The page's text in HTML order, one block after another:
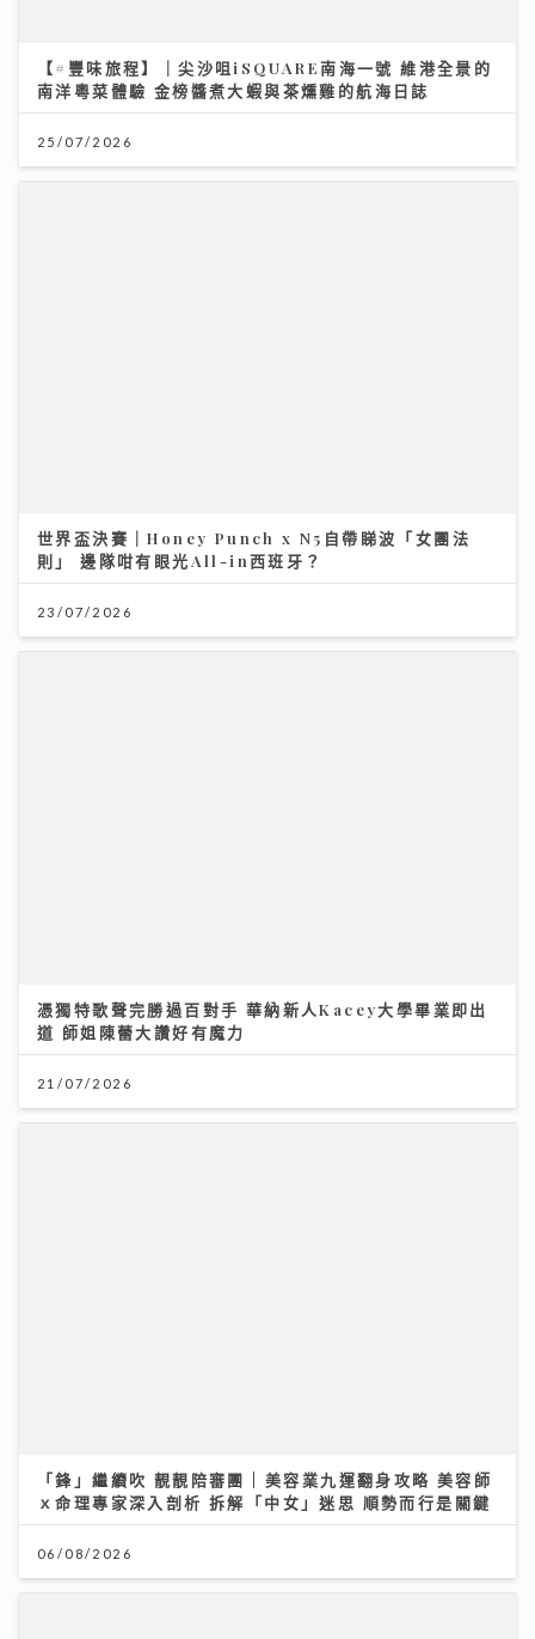
【#豐味旅程】｜尖沙咀iSQUARE南海一號 維港全景的
南洋粵菜體驗 金榜醬煮大蝦與茶燻雞的航海日誌
25/07/2026
世界盃決賽｜Honey Punch x N5自帶睇波「女團法
則」 邊隊咁有眼光All-in西班牙？
23/07/2026
憑獨特歌聲完勝過百對手 華納新人Kacey大學畢業即出
道 師姐陳蕾大讚好有魔力
21/07/2026
「鋒」繼續吹 靚靚陪審團 | 美容業九運翻身攻略 美容師
ｘ命理專家深入剖析 拆解「中女」迷思 順勢而行是關鍵
06/08/2026